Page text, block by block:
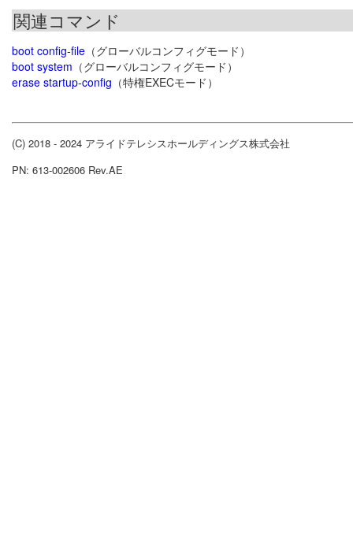
関連コマンド
boot config-file （グローバルコンフィグモード）
boot system （グローバルコンフィグモード）
erase startup-config （特権EXECモード）
(C) 2018 - 2024 アライドテレシスホールディングス株式会社
PN: 613-002606 Rev.AE